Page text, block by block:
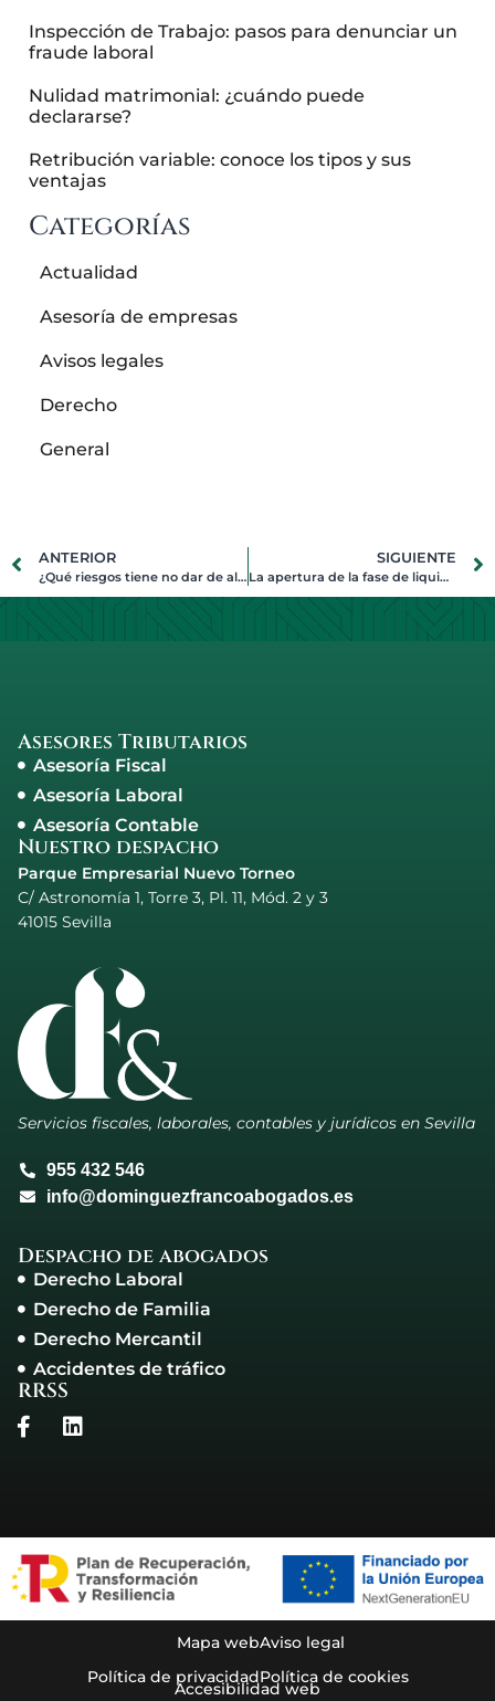
Inspección de Trabajo: pasos para denunciar un
fraude laboral
Nulidad matrimonial: ¿cuándo puede
declararse?
Retribución variable: conoce los tipos y sus
ventajas
Categorías
Actualidad
Asesoría de empresas
Avisos legales
Derecho
General
ANTERIOR
¿Qué riesgos tiene no dar de alta toda la jornada laboral?
SIGUIENTE
La apertura de la fase de liquidación en el concurso de acreedores
Asesores Tributarios
Asesoría Fiscal
Asesoría Laboral
Asesoría Contable
Nuestro despacho
Parque Empresarial Nuevo Torneo
C/ Astronomía 1, Torre 3, Pl. 11, Mód. 2 y 3
41015 Sevilla
Servicios fiscales, laborales, contables y jurídicos en Sevilla
955 432 546
info@dominguezfrancoabogados.es
Despacho de abogados
Derecho Laboral
Derecho de Familia
Derecho Mercantil
Accidentes de tráfico
RRSS
Mapa web
Política de privacidad
Aviso legal
Política de cookies
Accesibilidad web